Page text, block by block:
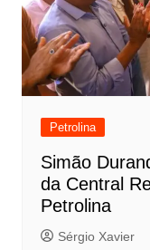
Petrolina
Simão
da Central
Petrolina
Sérgio Xavier